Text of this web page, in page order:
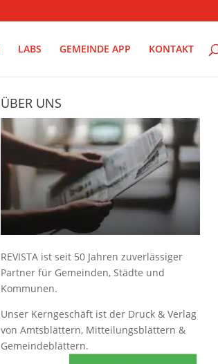
LABS GEMEINDE APP KONTAKT
ÜBER UNS
REVISTA ist seit 50 Jahren zuverlässiger
Partner für Gemeinden, Städte und
Kommunen.
Unser Kerngeschäft ist der Druck & Verlag
von Amtsblättern, Mitteilungsblättern &
Gemeindeblättern.